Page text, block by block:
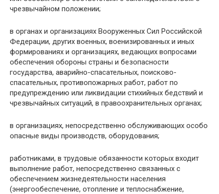
чрезвычайном положении;
в органах и организациях Вооруженных Сил Российской
Федерации, других военных, военизированных и иных
формированиях и организациях, ведающих вопросами
обеспечения обороны страны и безопасности
государства, аварийно-спасательных, поисково-
спасательных, противопожарных работ, работ по
предупреждению или ликвидации стихийных бедствий и
чрезвычайных ситуаций, в правоохранительных органах;
в организациях, непосредственно обслуживающих особо
опасные виды производств, оборудования;
работниками, в трудовые обязанности которых входит
выполнение работ, непосредственно связанных с
обеспечением жизнедеятельности населения
(энергообеспечение, отопление и теплоснабжение,